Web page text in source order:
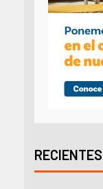
RECIENTES